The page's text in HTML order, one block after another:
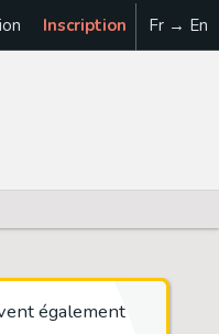
Inscription Fr → En
également